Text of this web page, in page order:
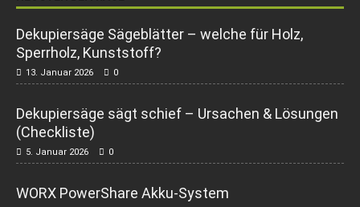
Dekupiersäge Sägeblätter – welche für Holz,
Sperrholz, Kunststoff?
13. Januar 2026 0
Dekupiersäge sägt schief – Ursachen & Lösungen
(Checkliste)
5. Januar 2026 0
WORX PowerShare Akku-System